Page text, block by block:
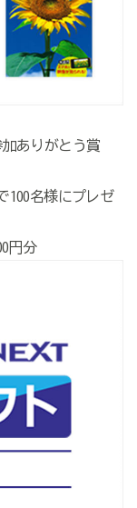
ありがとう賞
名様にプレゼ
円分